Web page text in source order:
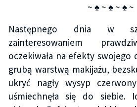
~ ♠ ~ ♠ ~ ♠ ~
Następnego dnia w
zainteresowaniem
oczekiwała na efekty swojego
grubą warstwą makijażu,
ukryć nagły wysyp
uśmiechnęła się do siebie.